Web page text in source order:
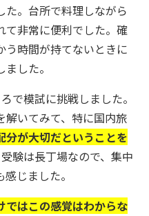
た。台所で料理しながら
て非常に便利でした。確
時間が持てないときに
した。
で模試に挑戦しました。
いてみて、特に国内旅
分が大切だということを
験は長丁場なので、集中
じました。
ではこの感覚はわからな